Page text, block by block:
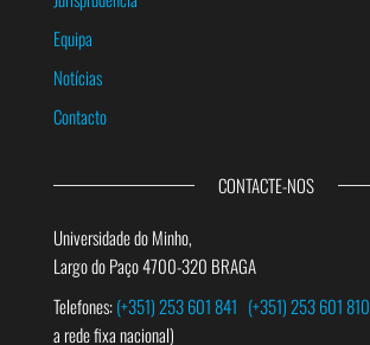
Equipa
Notícias
Contacto
CONTACTE-NOS
Universidade do Minho,
Largo do Paço 4700-320 BRAGA
Telefones:(+351) 253 601 841 (+351) 253 601 810
a rede fixa nacional)